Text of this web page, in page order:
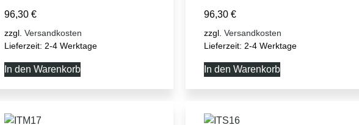
96,30 €
zzgl. Versandkosten
Lieferzeit: 2-4 Werktage
In den Warenkorb
96,30 €
zzgl. Versandkosten
Lieferzeit: 2-4 Werktage
In den Warenkorb